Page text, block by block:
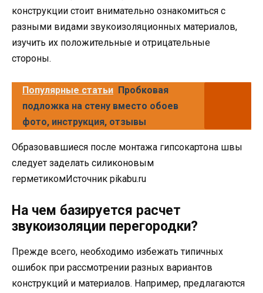
конструкции стоит внимательно ознакомиться с
разными видами звукоизоляционных материалов,
изучить их положительные и отрицательные
стороны.
Популярные статьи Пробковая
подложка на стену вместо обоев
фото, инструкция, отзывы
Образовавшиеся после монтажа гипсокартона швы
следует заделать силиконовым
герметикомИсточник pikabu.ru
На чем базируется расчет
звукоизоляции перегородки?
Прежде всего, необходимо избежать типичных
ошибок при рассмотрении разных вариантов
конструкций и материалов. Например, предлагаются